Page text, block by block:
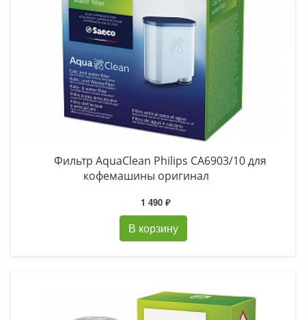
Фильтр AquaClean Philips CA6903/10 для
кофемашины оригинал
1 490 ₽
В корзину